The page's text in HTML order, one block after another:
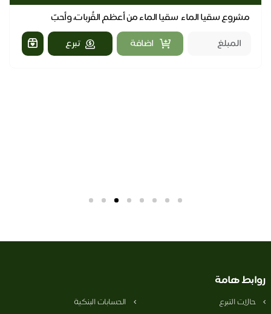
مشروع سقيا الماء سقيا الماء من أعظم القُربات، وأحبّ
الصدقات. يهدف هذا المشروع إلى توفير الماء البا...
اضافة تبرع
هامة
التبرع
الحسابات البنكية